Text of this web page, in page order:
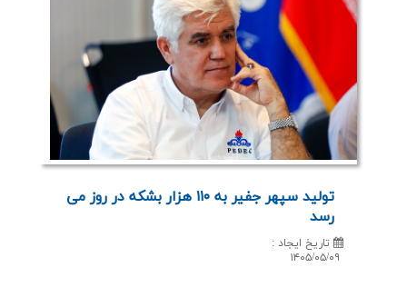
تولید سپهر جفیر به ۱۱۰ هزار بشكه در روز می
رسد
تاریخ ایجاد :
۱۴۰۵/۰۵/۰۹